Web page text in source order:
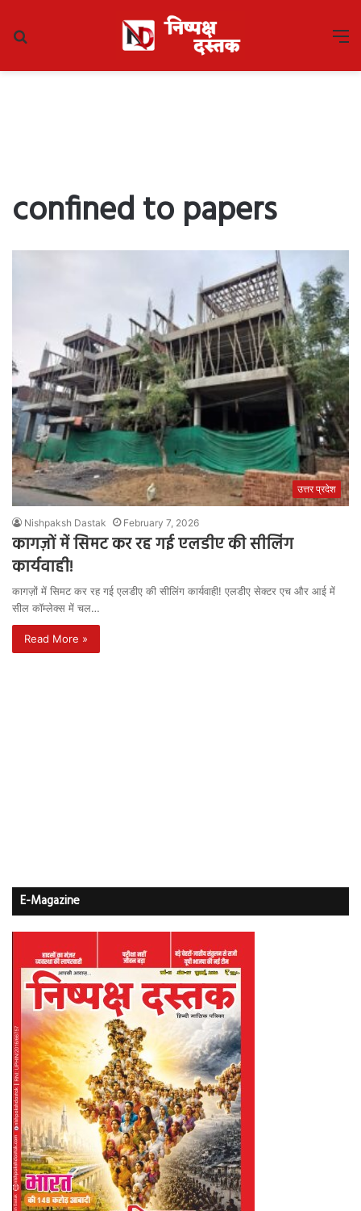
confined to papers
उत्तर प्रदेश
Nishpaksh Dastak February 7, 2026
कागज़ों में सिमट कर रह गई एलडीए की सीलिंग
कार्यवाही!
कागज़ों में सिमट कर रह गई एलडीए की सीलिंग कार्यवाही! एलडीए सेक्टर एच और आई में
सील कॉम्लेक्स में चल…
Read More »
E-Magazine